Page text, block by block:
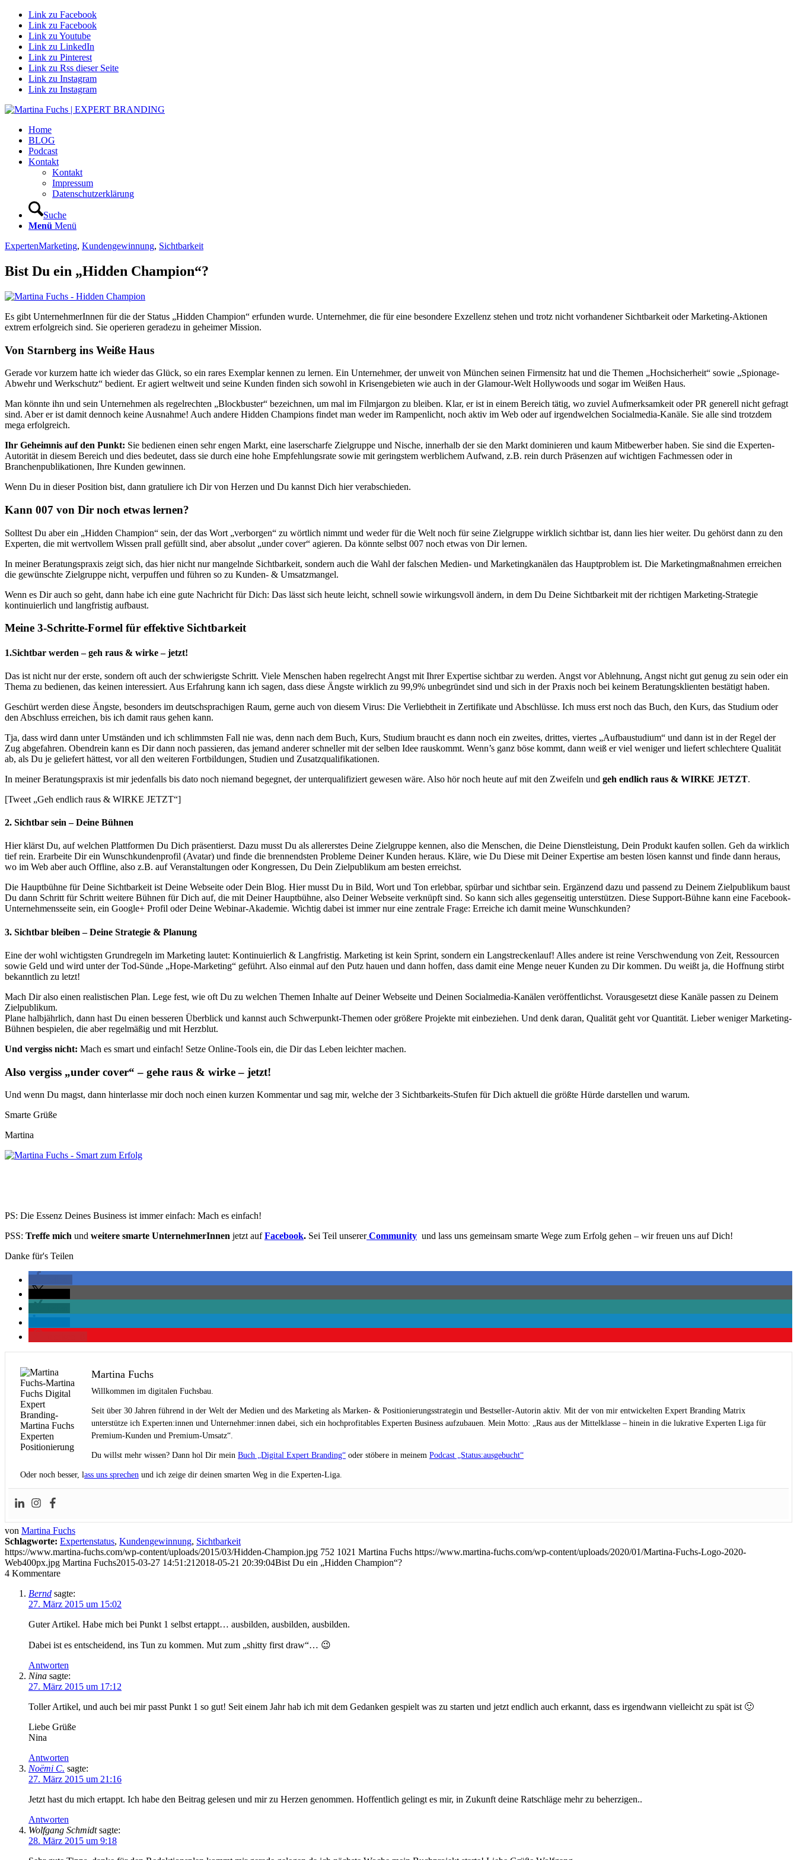
Link zu Facebook
Link zu Facebook
Link zu Youtube
Link zu LinkedIn
Link zu Pinterest
Link zu Rss dieser Seite
Link zu Instagram
Link zu Instagram
Home
BLOG
Podcast
Kontakt
Kontakt
Impressum
Datenschutzerklärung
Suche
Menü Menü
ExpertenMarketing, Kundengewinnung, Sichtbarkeit
Bist Du ein „Hidden Champion“?
Es gibt UnternehmerInnen für die der Status „Hidden Champion“ erfunden wurde. Unternehmer, die für eine besondere Exzellenz stehen und trotz nicht vorhandener Sichtbarkeit oder Marketing-Aktionen
extrem erfolgreich sind. Sie operieren geradezu in geheimer Mission.
Von Starnberg ins Weiße Haus
Gerade vor kurzem hatte ich wieder das Glück, so ein rares Exemplar kennen zu lernen. Ein Unternehmer, der unweit von München seinen Firmensitz hat und die Themen „Hochsicherheit“ sowie „Spionage-
Abwehr und Werkschutz“ bedient. Er agiert weltweit und seine Kunden finden sich sowohl in Krisengebieten wie auch in der Glamour-Welt Hollywoods und sogar im Weißen Haus.
Man könnte ihn und sein Unternehmen als regelrechten „Blockbuster“ bezeichnen, um mal im Filmjargon zu bleiben. Klar, er ist in einem Bereich tätig, wo zuviel Aufmerksamkeit oder PR generell nicht gefragt
sind. Aber er ist damit dennoch keine Ausnahme! Auch andere Hidden Champions findet man weder im Rampenlicht, noch aktiv im Web oder auf irgendwelchen Socialmedia-Kanäle. Sie alle sind trotzdem
mega erfolgreich.
Ihr Geheimnis auf den Punkt: Sie bedienen einen sehr engen Markt, eine laserscharfe Zielgruppe und Nische, innerhalb der sie den Markt dominieren und kaum Mitbewerber haben. Sie sind die Experten-
Autorität in diesem Bereich und dies bedeutet, dass sie durch eine hohe Empfehlungsrate sowie mit geringstem werblichem Aufwand, z.B. rein durch Präsenzen auf wichtigen Fachmessen oder in
Branchenpublikationen, Ihre Kunden gewinnen.
Wenn Du in dieser Position bist, dann gratuliere ich Dir von Herzen und Du kannst Dich hier verabschieden.
Kann 007 von Dir noch etwas lernen?
Solltest Du aber ein „Hidden Champion“ sein, der das Wort „verborgen“ zu wörtlich nimmt und weder für die Welt noch für seine Zielgruppe wirklich sichtbar ist, dann lies hier weiter. Du gehörst dann zu den
Experten, die mit wertvollem Wissen prall gefüllt sind, aber absolut „under cover“ agieren. Da könnte selbst 007 noch etwas von Dir lernen.
In meiner Beratungspraxis zeigt sich, das hier nicht nur mangelnde Sichtbarkeit, sondern auch die Wahl der falschen Medien- und Marketingkanälen das Hauptproblem ist. Die Marketingmaßnahmen erreichen
die gewünschte Zielgruppe nicht, verpuffen und führen so zu Kunden- & Umsatzmangel.
Wenn es Dir auch so geht, dann habe ich eine gute Nachricht für Dich: Das lässt sich heute leicht, schnell sowie wirkungsvoll ändern, in dem Du Deine Sichtbarkeit mit der richtigen Marketing-Strategie
kontinuierlich und langfristig aufbaust.
Meine 3-Schritte-Formel für effektive Sichtbarkeit
1.Sichtbar werden – geh raus & wirke – jetzt!
Das ist nicht nur der erste, sondern oft auch der schwierigste Schritt. Viele Menschen haben regelrecht Angst mit Ihrer Expertise sichtbar zu werden. Angst vor Ablehnung, Angst nicht gut genug zu sein oder ein
Thema zu bedienen, das keinen interessiert. Aus Erfahrung kann ich sagen, dass diese Ängste wirklich zu 99,9% unbegründet sind und sich in der Praxis noch bei keinem Beratungsklienten bestätigt haben.
Geschürt werden diese Ängste, besonders im deutschsprachigen Raum, gerne auch von diesem Virus: Die Verliebtheit in Zertifikate und Abschlüsse. Ich muss erst noch das Buch, den Kurs, das Studium oder
den Abschluss erreichen, bis ich damit raus gehen kann.
Tja, dass wird dann unter Umständen und ich schlimmsten Fall nie was, denn nach dem Buch, Kurs, Studium braucht es dann noch ein zweites, drittes, viertes „Aufbaustudium“ und dann ist in der Regel der
Zug abgefahren. Obendrein kann es Dir dann noch passieren, das jemand anderer schneller mit der selben Idee rauskommt. Wenn’s ganz böse kommt, dann weiß er viel weniger und liefert schlechtere Qualität
ab, als Du je geliefert hättest, vor all den weiteren Fortbildungen, Studien und Zusatzqualifikationen.
In meiner Beratungspraxis ist mir jedenfalls bis dato noch niemand begegnet, der unterqualifiziert gewesen wäre. Also hör noch heute auf mit den Zweifeln und geh endlich raus & WIRKE JETZT.
[Tweet „Geh endlich raus & WIRKE JETZT“]
2. Sichtbar sein – Deine Bühnen
Hier klärst Du, auf welchen Plattformen Du Dich präsentierst. Dazu musst Du als allererstes Deine Zielgruppe kennen, also die Menschen, die Deine Dienstleistung, Dein Produkt kaufen sollen. Geh da wirklich
tief rein. Erarbeite Dir ein Wunschkundenprofil (Avatar) und finde die brennendsten Probleme Deiner Kunden heraus. Kläre, wie Du Diese mit Deiner Expertise am besten lösen kannst und finde dann heraus,
wo im Web aber auch Offline, also z.B. auf Veranstaltungen oder Kongressen, Du Dein Zielpublikum am besten erreichst.
Die Hauptbühne für Deine Sichtbarkeit ist Deine Webseite oder Dein Blog. Hier musst Du in Bild, Wort und Ton erlebbar, spürbar und sichtbar sein. Ergänzend dazu und passend zu Deinem Zielpublikum baust
Du dann Schritt für Schritt weitere Bühnen für Dich auf, die mit Deiner Hauptbühne, also Deiner Webseite verknüpft sind. So kann sich alles gegenseitig unterstützen. Diese Support-Bühne kann eine Facebook-
Unternehmensseite sein, ein Google+ Profil oder Deine Webinar-Akademie. Wichtig dabei ist immer nur eine zentrale Frage: Erreiche ich damit meine Wunschkunden?
3. Sichtbar bleiben – Deine Strategie & Planung
Eine der wohl wichtigsten Grundregeln im Marketing lautet: Kontinuierlich & Langfristig. Marketing ist kein Sprint, sondern ein Langstreckenlauf! Alles andere ist reine Verschwendung von Zeit, Ressourcen
sowie Geld und wird unter der Tod-Sünde „Hope-Marketing“ geführt. Also einmal auf den Putz hauen und dann hoffen, dass damit eine Menge neuer Kunden zu Dir kommen. Du weißt ja, die Hoffnung stirbt
bekanntlich zu letzt!
Mach Dir also einen realistischen Plan. Lege fest, wie oft Du zu welchen Themen Inhalte auf Deiner Webseite und Deinen Socialmedia-Kanälen veröffentlichst. Vorausgesetzt diese Kanäle passen zu Deinem
Zielpublikum.
Plane halbjährlich, dann hast Du einen besseren Überblick und kannst auch Schwerpunkt-Themen oder größere Projekte mit einbeziehen. Und denk daran, Qualität geht vor Quantität. Lieber weniger Marketing-
Bühnen bespielen, die aber regelmäßig und mit Herzblut.
Und vergiss nicht: Mach es smart und einfach! Setze Online-Tools ein, die Dir das Leben leichter machen.
Also vergiss „under cover“ – gehe raus & wirke – jetzt!
Und wenn Du magst, dann hinterlasse mir doch noch einen kurzen Kommentar und sag mir, welche der 3 Sichtbarkeits-Stufen für Dich aktuell die größte Hürde darstellen und warum.
Smarte Grüße
Martina
PS: Die Essenz Deines Business ist immer einfach: Mach es einfach!
PSS: Treffe mich und weitere smarte UnternehmerInnen jetzt aufFacebook. Sei Teil unsererCommunity und lass uns gemeinsam smarte Wege zum Erfolg gehen – wir freuen uns auf Dich!
Danke für's Teilen
Martina Fuchs
Willkommen im digitalen Fuchsbau.
Seit über 30 Jahren führend in der Welt der Medien und des Marketing als Marken- & Positionierungsstrategin und Bestseller-Autorin aktiv. Mit der von mir entwickelten Expert Branding Matrix
unterstütze ich Experten:innen und Unternehmer:innen dabei, sich ein hochprofitables Experten Business aufzubauen. Mein Motto: „Raus aus der Mittelklasse – hinein in die lukrative Experten Liga für
Premium-Kunden und Premium-Umsatz“.
Du willst mehr wissen? Dann hol Dir mein Buch „Digital Expert Branding“ oder stöbere in meinem Podcast „Status:ausgebucht“
Oder noch besser, lass uns sprechen und ich zeige dir deinen smarten Weg in die Experten-Liga.
von Martina Fuchs
Schlagworte: Expertenstatus, Kundengewinnung, Sichtbarkeit
https://www.martina-fuchs.com/wp-content/uploads/2015/03/Hidden-Champion.jpg 752 1021 Martina Fuchs https://www.martina-fuchs.com/wp-content/uploads/2020/01/Martina-Fuchs-Logo-2020-
Web400px.jpg Martina Fuchs2015-03-27 14:51:212018-05-21 20:39:04Bist Du ein „Hidden Champion“?
4 Kommentare
Bernd sagte:
27. März 2015 um 15:02
Guter Artikel. Habe mich bei Punkt 1 selbst ertappt… ausbilden, ausbilden, ausbilden.
Dabei ist es entscheidend, ins Tun zu kommen. Mut zum „shitty first draw“… 😉
Antworten
Nina sagte:
27. März 2015 um 17:12
Toller Artikel, und auch bei mir passt Punkt 1 so gut! Seit einem Jahr hab ich mit dem Gedanken gespielt was zu starten und jetzt endlich auch erkannt, dass es irgendwann vielleicht zu spät ist 🙂
Liebe Grüße
Nina
Antworten
Noëmi C. sagte:
27. März 2015 um 21:16
Jetzt hast du mich ertappt. Ich habe den Beitrag gelesen und mir zu Herzen genommen. Hoffentlich gelingt es mir, in Zukunft deine Ratschläge mehr zu beherzigen..
Antworten
Wolfgang Schmidt sagte:
28. März 2015 um 9:18